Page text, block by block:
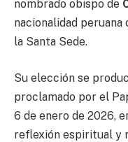
nombrado obispo de
nacionalidad
la Santa Sede.
Su elección se
proclamado por el
6 de enero de 2026,
reflexión espiritual y